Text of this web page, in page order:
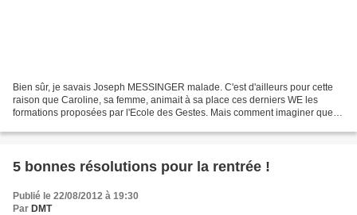
Bien sûr, je savais Joseph MESSINGER malade. C'est d'ailleurs pour cette
raison que Caroline, sa femme, animait à sa place ces derniers WE les
formations proposées par l'Ecole des Gestes. Mais comment imaginer que
5 bonnes résolutions pour la rentrée !
Publié le 22/08/2012 à 19:30
Par DMT